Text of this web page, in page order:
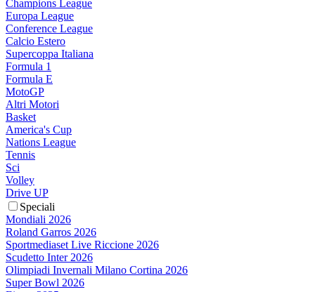
Champions League
Europa League
Conference League
Calcio Estero
Supercoppa Italiana
Formula 1
Formula E
MotoGP
Altri Motori
Basket
America's Cup
Nations League
Tennis
Sci
Volley
Drive UP
Speciali
Mondiali 2026
Roland Garros 2026
Sportmediaset Live Riccione 2026
Scudetto Inter 2026
Olimpiadi Invernali Milano Cortina 2026
Super Bowl 2026